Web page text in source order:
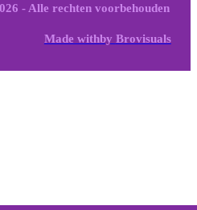
- Alle rechten voorbehouden
Made withby Brovisuals